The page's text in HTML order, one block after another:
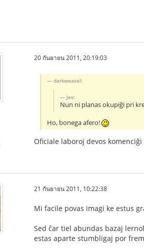
20 กันยายน 2011, 20:19:03
darkweasel:
Jev:
Nun ni planas okupiĝi pri
Ho, bonega afero!
Oficiale laboroj devos
21 กันยายน 2011, 10:22:38
Mi facile povas imagi ke estus
Sed ĉar tiel abundas bazaj
estas aparte stumbligaj por